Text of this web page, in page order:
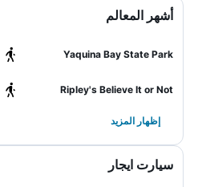
أشهر المعالم
Yaquina Bay State Park
Ripley's Believe It or Not
إظهار المزيد
سيارت ايجار